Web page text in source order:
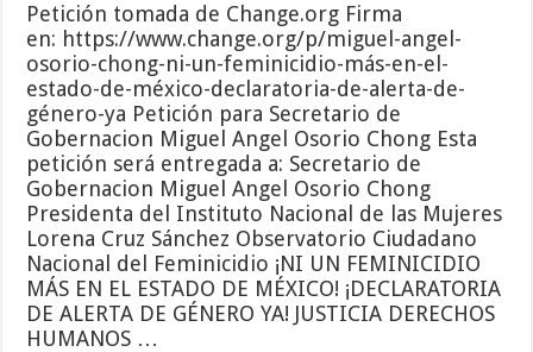
Petición tomada de Change.org Firma
en: https://www.change.org/p/miguel-angel-
osorio-chong-ni-un-feminicidio-más-en-el-
estado-de-méxico-declaratoria-de-alerta-de-
género-ya Petición para Secretario de
Gobernacion Miguel Angel Osorio Chong Esta
petición será entregada a: Secretario de
Gobernacion Miguel Angel Osorio Chong
Presidenta del Instituto Nacional de las Mujeres
Lorena Cruz Sánchez Observatorio Ciudadano
Nacional del Feminicidio ¡NI UN FEMINICIDIO
MÁS EN EL ESTADO DE MÉXICO! ¡DECLARATORIA
DE ALERTA DE GÉNERO YA! JUSTICIA DERECHOS
HUMANOS …